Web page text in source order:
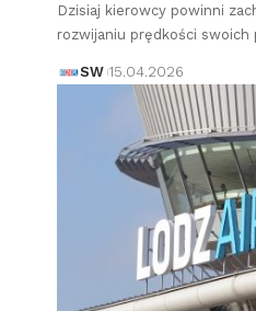
Dzisiaj kierowcy powinni
rozwijaniu prędkości swoich
SW 15.04.2026